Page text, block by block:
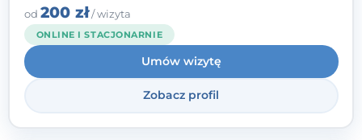
którym poczujesz się wysłuchany i
zrozumiany.
od 200 zł/ wizyta
ONLINE I STACJONARNIE
Umów wizytę
Zobacz profil